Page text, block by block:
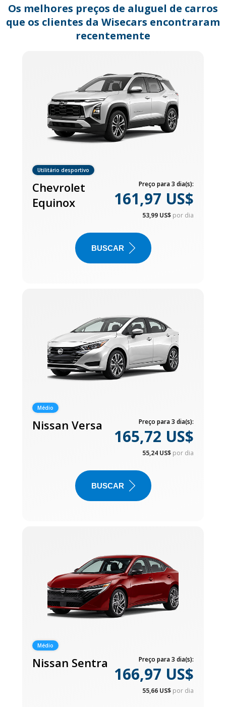
dates.
Os melhores preços de aluguel de carros
que os clientes da Wisecars encontraram
recentemente
Utilitário desportivo
Chevrolet
Equinox
Preço para 3 dia(s):
161,97 US$
53,99 US$ por dia
BUSCAR
Médio
Nissan Versa Preço para 3 dia(s):
165,72 US$
55,24 US$ por dia
BUSCAR
Médio
Nissan Sentra Preço para 3 dia(s):
166,97 US$
55,66 US$ por dia